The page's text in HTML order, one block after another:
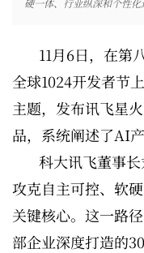
硬一体、行业纵深和个性化
11月6日，在第
全球1024开发者节
主题，发布讯飞星
品，系统阐述了AI
科大讯飞董事
攻克自主可控、软
关键核心。这一路
部企业深度打造的